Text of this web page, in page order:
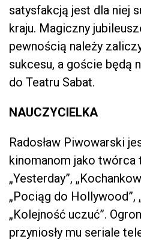
satysfakcją jest dla niej
kraju. Magiczny
pewnością należy
sukcesu, a goście będą
do Teatru Sabat.
NAUCZYCIELKA
Radosław Piwowarski
kinomanom jako twórca
„Yesterday”,
„Pociąg do Hollywood”,
„Kolejność uczuć”.
przyniosły mu seriale